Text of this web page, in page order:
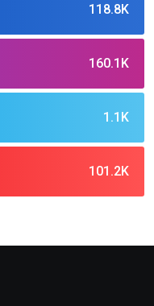
118.8K
160.1K
1.1K
101.2K